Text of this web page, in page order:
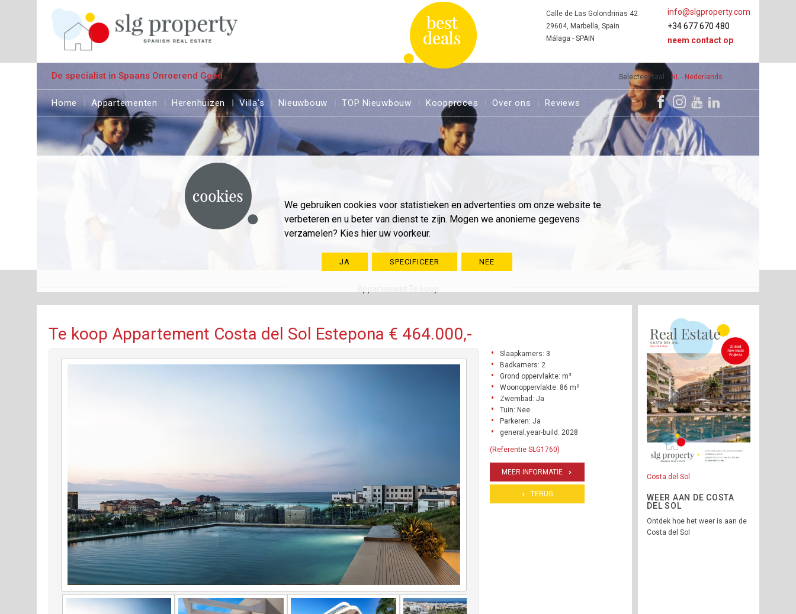
We gebruiken cookies voor statistieken en advertenties om onze website te
verbeteren en u beter van dienst te zijn. Mogen we anonieme gegevens
verzamelen? Kies hier uw voorkeur.
JA SPECIFICEER NEE
Selecteer taal NL - Nederlands
info@slgproperty.com
+34 677 670 480
neem contact op
Calle de Las Golondrinas 42
29604, Marbella, Spain
Málaga - SPAIN
De specialist in Spaans Onroerend Goed
Home Appartementen Herenhuizen Villa's Nieuwbouw TOP Nieuwbouw Koopproces Over ons Reviews
Te koop Appartement Costa del Sol Estepona € 464.000,-
Slaapkamers: 3
Badkamers: 2
Grond oppervlakte: m²
Woonoppervlakte: 86 m²
Zwembad: Ja
Tuin: Nee
Parkeren: Ja
general.year-build: 2028
(Referentie SLG1760)
MEER INFORMATIE
TERUG
Costa del Sol
WEER AAN DE COSTA
DEL SOL
Ontdek hoe het weer is aan de
Costa del Sol